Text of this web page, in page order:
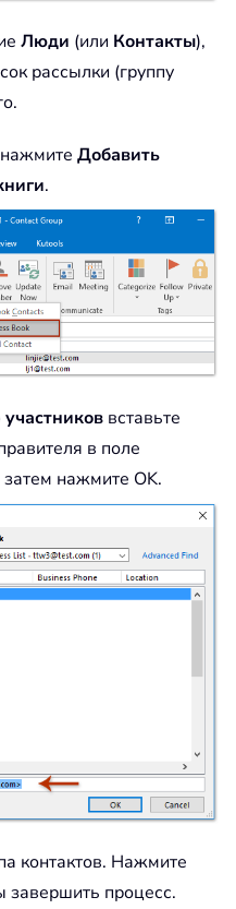
Люди (или Контакты),
рассылки (группу
нажмите Добавить
.
вставьте
в поле
затем нажмите OK.
контактов. Нажмите
завершить процесс.